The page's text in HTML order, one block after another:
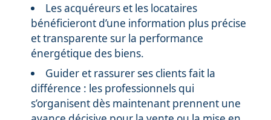
Les acquéreurs et les locataires
bénéficieront d’une information plus précise
et transparente sur la performance
énergétique des biens.
Guider et rassurer ses clients fait la
différence : les professionnels qui
s’organisent dès maintenant prennent une